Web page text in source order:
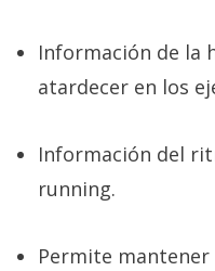
Información de la
atardecer en los
Información del
running.
Permite